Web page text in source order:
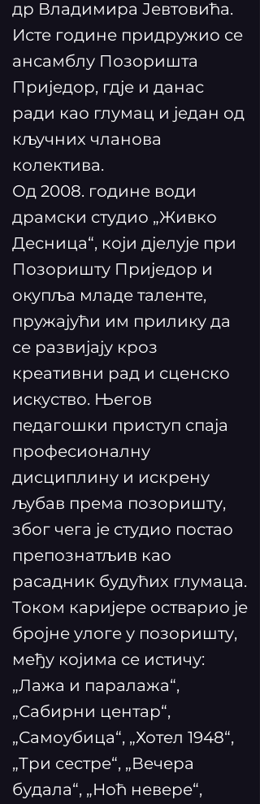
др Владимира Јевтовића.
Исте године придружио се
ансамблу Позоришта
Приједор, гдје и данас
ради као глумац и један од
кључних чланова
колектива.
Од 2008. године води
драмски студио „Живко
Десница“, који дјелује при
Позоришту Приједор и
окупља младе таленте,
пружајући им прилику да
се развијају кроз
креативни рад и сценско
искуство. Његов
педагошки приступ спаја
професионалну
дисциплину и искрену
љубав према позоришту,
због чега је студио постао
препознатљив као
расадник будућих глумаца.
Током каријере остварио је
бројне улоге у позоришту,
међу којима се истичу:
„Лажа и паралажа“,
„Сабирни центар“,
„Самоубица“, „Хотел 1948“,
„Три сестре“, „Вечера
будала“, „Ноћ невере“,